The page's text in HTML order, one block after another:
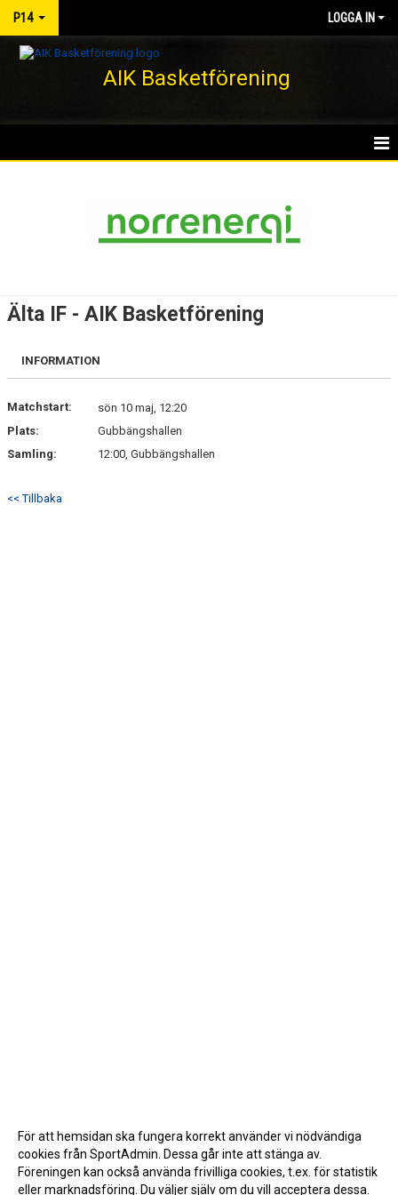
P14 LOGGA IN
AIK Basketförening
DOKUMENT
KONTAKT
Älta IF - AIK Basketförening
INFORMATION
Matchstart:
sön 10 maj, 12:20
Plats:
Gubbängshallen
Samling:
12:00, Gubbängshallen
<< Tillbaka
För att hemsidan ska fungera korrekt använder vi nödvändiga
cookies från SportAdmin. Dessa går inte att stänga av.
Föreningen kan också använda frivilliga cookies, t.ex. för statistik
eller marknadsföring. Du väljer själv om du vill acceptera dessa.